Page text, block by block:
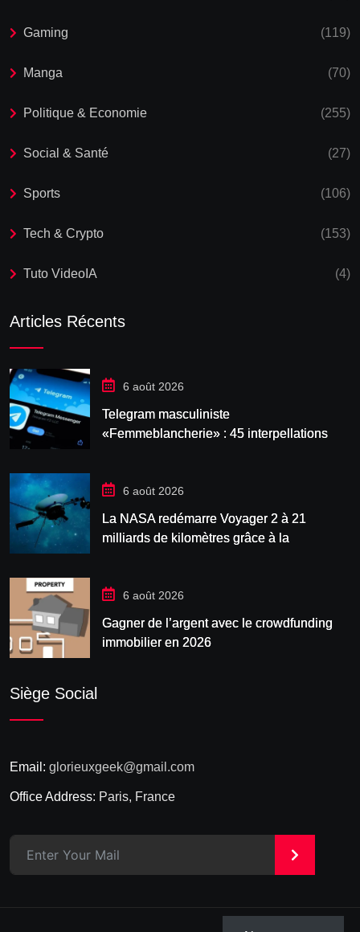
Gaming (119)
Manga (70)
Politique & Economie (255)
Social & Santé (27)
Sports (106)
Tech & Crypto (153)
Tuto VideoIA (4)
Articles Récents
6 août 2026
Telegram masculiniste
«Femmeblancherie» : 45 interpellations
6 août 2026
La NASA redémarre Voyager 2 à 21
milliards de kilomètres grâce à la
6 août 2026
Gagner de l’argent avec le crowdfunding
immobilier en 2026
Siège Social
Email: glorieuxgeek@gmail.com
Office Address: Paris, France
>